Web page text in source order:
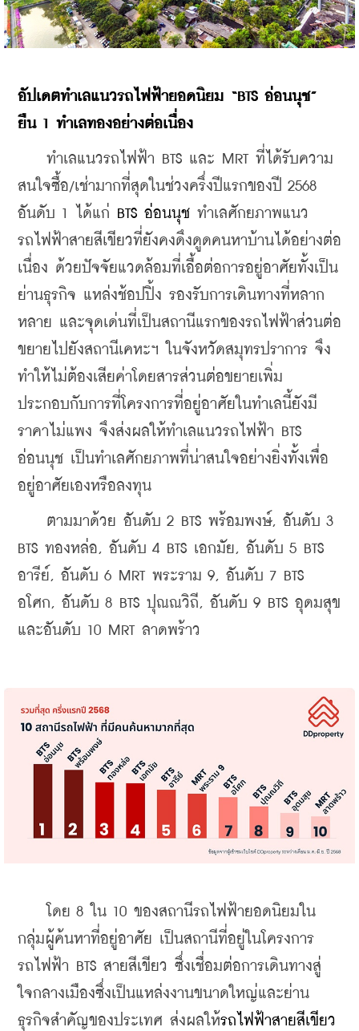
อัปเดตทำเลแนวรถไฟฟ้ายอดนิยม “BTS อ่อนนุช
ยืน 1 ทำเลทองอย่างต่อเนื่อง
ทำเลแนวรถไฟฟ้า BTS และ MRT ที่ได้รับความ
สนใจซื้อ/เช่ามากที่สุดในช่วงครึ่งปีแรกของปี 2568
อันดับ 1 ได้แก่ BTS อ่อนนุช ทำเลศักยภาพแนว
รถไฟฟ้าสายสีเขียวที่ยังคงดึงดูดคนหาบ้านได้อย่างต่อ
เนื่อง ด้วยปัจจัยแวดล้อมที่เอื้อต่อการอยู่อาศัยทั้งเป็น
ย่านธุรกิจ แหล่งช้อปปิ้ง รองรับการเดินทางที่หลาก
หลาย และจุดเด่นที่เป็นสถานีแรกของรถไฟฟ้าส่วนต่อ
ขยายไปยังสถานีเคหะฯ ในจังหวัดสมุทรปราการ จึง
ทำให้ไม่ต้องเสียค่าโดยสารส่วนต่อขยายเพิ่ม
ประกอบกับการที่โครงการที่อยู่อาศัยในทำเลนี้ยังมี
ราคาไม่แพง จึงส่งผลให้ทำเลแนวรถไฟฟ้า BTS
อ่อนนุช เป็นทำเลศักยภาพที่น่าสนใจอย่างยิ่งทั้งเพื่อ
อยู่อาศัยเองหรือลงทุน
ตามมาด้วย อันดับ 2 BTS พร้อมพงษ์, อันดับ 3
BTS ทองหล่อ, อันดับ 4 BTS เอกมัย, อันดับ 5 BTS
อารีย์, อันดับ 6 MRT พระราม 9, อันดับ 7 BTS
อโศก, อันดับ 8 BTS ปุณณวิถี, อันดับ 9 BTS อุดมสุข
และอันดับ 10 MRT ลาดพร้าว
โดย 8 ใน 10 ของสถานีรถไฟฟ้ายอดนิยมใน
กลุ่มผู้ค้นหาที่อยู่อาศัย เป็นสถานีที่อยู่ในโครงการ
รถไฟฟ้า BTS สายสีเขียว ซึ่งเชื่อมต่อการเดินทางสู่
ใจกลางเมืองซึ่งเป็นแหล่งงานขนาดใหญ่และย่าน
ธุรกิจสำคัญของประเทศ ส่งผลให้รถไฟฟ้าสายสีเขียว